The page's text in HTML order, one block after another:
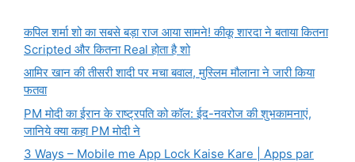
कपिल शर्मा शो का सबसे बड़ा राज आया सामने! कीकू शारदा ने बताया कितना
Scripted और कितना Real होता है शो
आमिर खान की तीसरी शादी पर मचा बवाल, मुस्लिम मौलाना ने जारी किया
फतवा
PM मोदी का ईरान के राष्ट्रपति को कॉल: ईद-नवरोज की शुभकामनाएं,
जानिये क्या कहा PM मोदी ने
3 Ways – Mobile me App Lock Kaise Kare | Apps par